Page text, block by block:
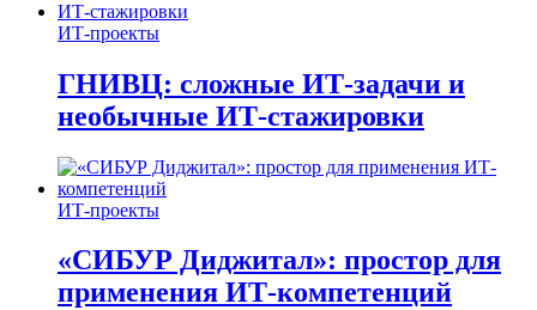
ИТ-проекты
ГНИВЦ: сложные ИТ‑задачи и
необычные ИТ‑стажировки
ИТ-проекты
«СИБУР Диджитал»: простор для
применения ИТ-компетенций